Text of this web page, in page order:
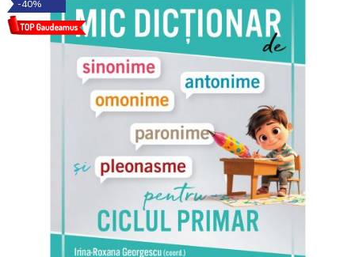
-40%